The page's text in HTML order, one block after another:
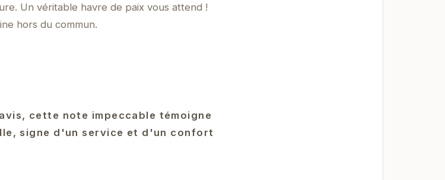
Un véritable havre de paix vous attend !
hors du commun.
cette note impeccable témoigne
signe d'un service et d'un confort